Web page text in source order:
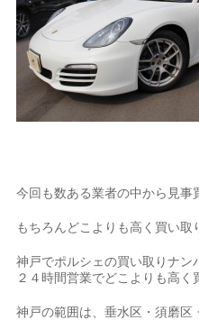
今回も数ある業者の中から見事
もちろんどこよりも高く買い取
神戸でポルシェの買い取りナン
２４時間営業でどこよりも高く
神戸の範囲は、垂水区・須磨